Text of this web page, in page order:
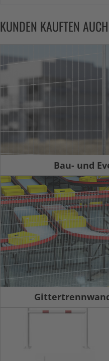
KUNDEN KAUFTEN AUCH
Bau- und